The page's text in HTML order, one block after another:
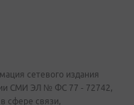
сетевого издания
СМИ ЭЛ № ФС 77 - 72742,
сфере связи,